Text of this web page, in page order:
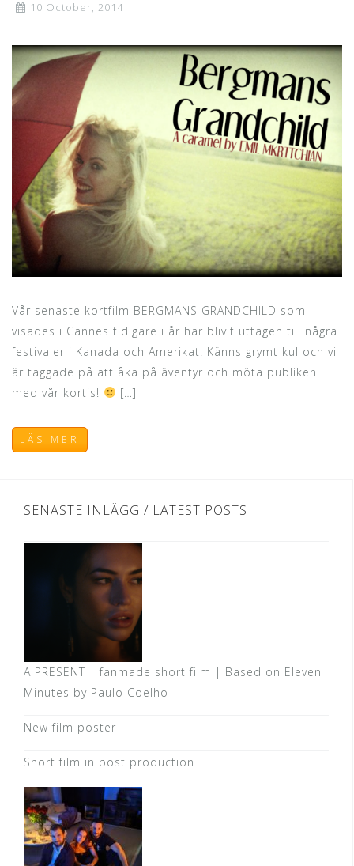
10 October, 2014
Vår senaste kortfilm BERGMANS GRANDCHILD som
visades i Cannes tidigare i år har blivit uttagen till några
festivaler i Kanada och Amerikat! Känns grymt kul och vi
är taggade på att åka på äventyr och möta publiken
med vår kortis!
[…]
LÄS MER
SENASTE INLÄGG / LATEST POSTS
A PRESENT | fanmade short film | Based on Eleven
Minutes by Paulo Coelho
New film poster
Short film in post production